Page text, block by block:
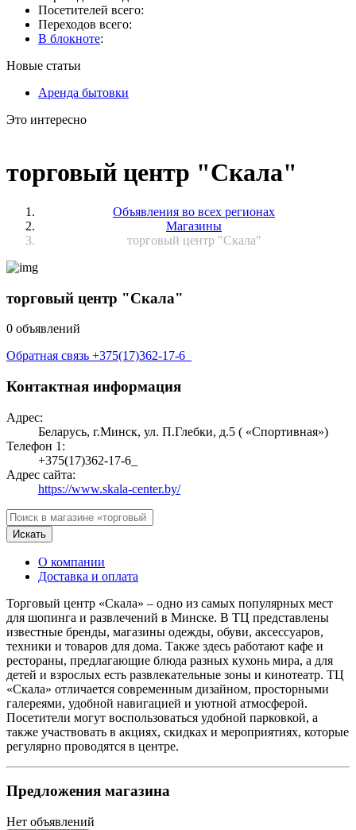
Посетителей всего:
Переходов всего:
В блокноте:
Новые статьи
Аренда бытовки
Это интересно
торговый центр "Скала"
Объявления во всех регионах
Магазины
торговый центр "Скала"
торговый центр "Скала"
0 объявлений
Обратная связь +375(17)362-17-6_
Контактная информация
Адрес:
Беларусь, г.Минск, ул. П.Глебки, д.5 ( «Спортивная»)
Телефон 1:
+375(17)362-17-6_
Адрес сайта:
https://www.skala-center.by/
Искать
О компании
Доставка и оплата
Торговый центр «Скала» – одно из самых популярных мест
для шопинга и развлечений в Минске. В ТЦ представлены
известные бренды, магазины одежды, обуви, аксессуаров,
техники и товаров для дома. Также здесь работают кафе и
рестораны, предлагающие блюда разных кухонь мира, а для
детей и взрослых есть развлекательные зоны и кинотеатр. ТЦ
«Скала» отличается современным дизайном, просторными
галереями, удобной навигацией и уютной атмосферой.
Посетители могут воспользоваться удобной парковкой, а
также участвовать в акциях, скидках и мероприятиях, которые
регулярно проводятся в центре.
Предложения магазина
Нет объявлений